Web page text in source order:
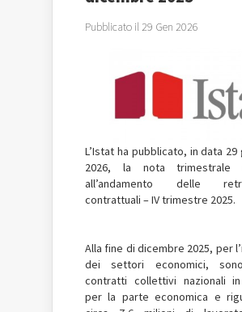
Pubblicato il 29 Gen 2026
L’Istat ha pubblicato, in data 29
2026, la nota trimestrale
all’andamento delle
contrattuali – IV trimestre 2025.
Alla fine di dicembre 2025, per
dei settori economici,
contratti collettivi nazionali
per la parte economica e